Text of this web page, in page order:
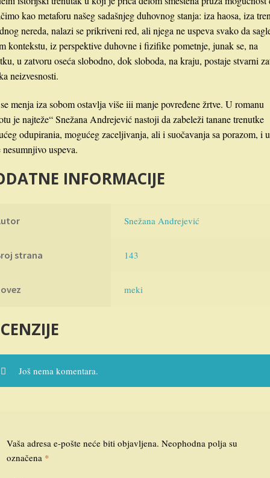
kao metaforu našeg sadašnjeg duhovnog stanja: iza haosa, iza
nereda, nalazi se prikriveni red, ali njega ne uspeva svako da
kontekstu, iz perspektive duhovne i fizifike pometnje, junak se, na
u zatvoru oseća slobodno, dok sloboda, na kraju, postaje stvarni
neizvesnosti.
menja iza sobom ostavlja više iii manje povređene žrtve. U romanu
je najteže“ Snežana Andrejević nastoji da zabeleži tanane trenutke
odupirania, mogućeg zaceljivanja, ali i suočavanja sa porazom, i u
nesumnjivo uspeva.
INFORMACIJE
Snežana Andrejević
strana 143
meki
Još nema komentara.
Vaša adresa e-pošte neće biti objavljena. Neophodna polja su
označena *